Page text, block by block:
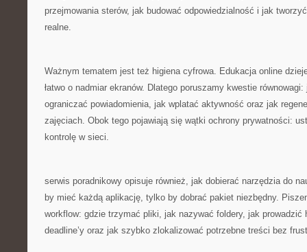
przejmowania sterów, jak budować odpowiedzialność i jak
realne.
Ważnym tematem jest też higiena cyfrowa. Edukacja online
łatwo o nadmiar ekranów. Dlatego poruszamy kwestie
ograniczać powiadomienia, jak wplatać aktywność oraz jak
zajęciach. Obok tego pojawiają się wątki ochrony prywatności:
kontrolę w sieci.
serwis poradnikowy opisuje również, jak dobierać narzędzia do
by mieć każdą aplikację, tylko by dobrać pakiet niezbędny.
workflow: gdzie trzymać pliki, jak nazywać foldery, jak prowadzić
deadline’y oraz jak szybko zlokalizować potrzebne treści bez